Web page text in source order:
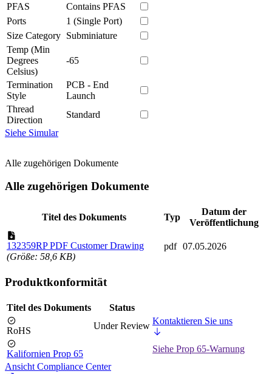
PFAS
Contains PFAS
Ports
1 (Single Port)
Size Category Subminiature
Temp (Min
Degrees
Celsius)
-65
Termination
Style
PCB - End
Launch
Thread
Direction
Standard
Siehe Simular
Alle zugehörigen Dokumente
Alle zugehörigen Dokumente
Titel des Dokuments Typ
Datum der
Veröffentlichung
132359RP PDF Customer Drawing
(Größe: 58,6 KB)
pdf 07.05.2026
Produktkonformität
Titel des Dokuments Status
RoHS Under Review Kontaktieren Sie uns
Kalifornien Prop 65
Siehe Prop 65-Warnung
Ansicht Compliance Center